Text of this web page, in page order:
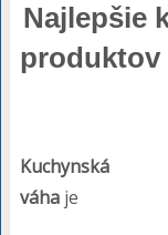
Najlepšie
produktov
Kuchynská
váhaje